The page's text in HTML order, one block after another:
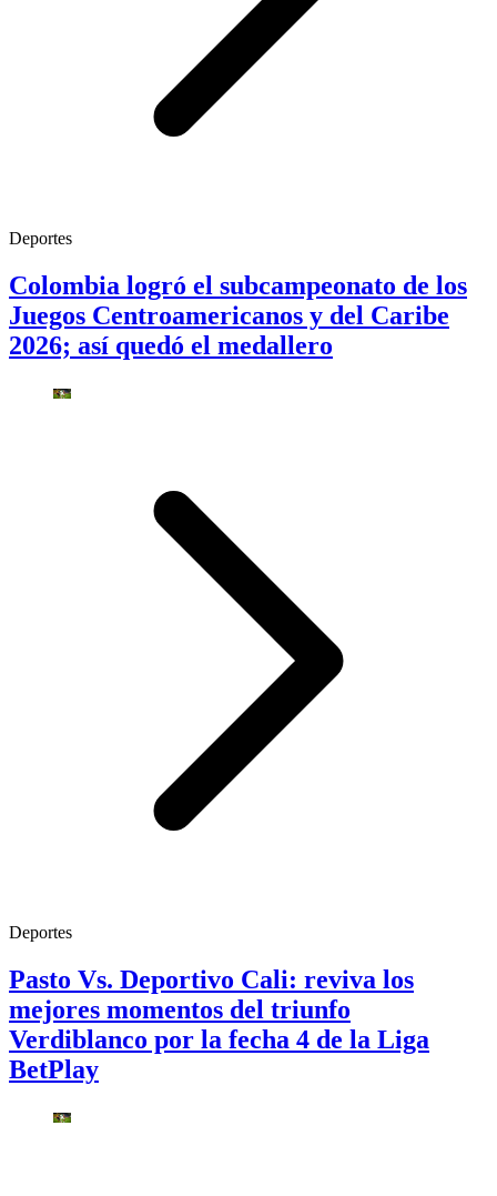
Deportes
Colombia logró el subcampeonato de los
Juegos Centroamericanos y del Caribe
2026; así quedó el medallero
Deportes
Pasto Vs. Deportivo Cali: reviva los
mejores momentos del triunfo
Verdiblanco por la fecha 4 de la Liga
BetPlay